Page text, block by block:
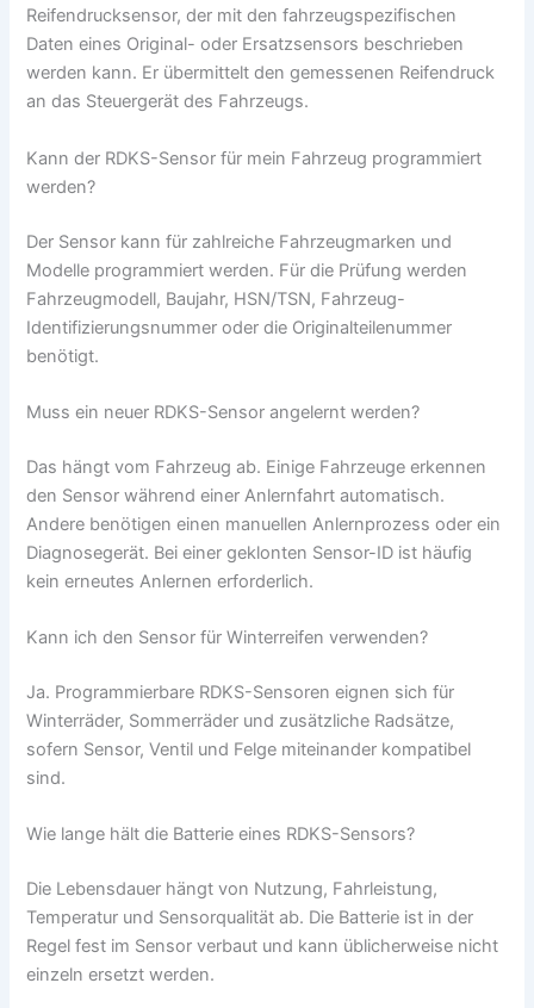
Reifendrucksensor, der mit den fahrzeugspezifischen
Daten eines Original- oder Ersatzsensors beschrieben
werden kann. Er übermittelt den gemessenen Reifendruck
an das Steuergerät des Fahrzeugs.
Kann der RDKS-Sensor für mein Fahrzeug programmiert
werden?
Der Sensor kann für zahlreiche Fahrzeugmarken und
Modelle programmiert werden. Für die Prüfung werden
Fahrzeugmodell, Baujahr, HSN/TSN, Fahrzeug-
Identifizierungsnummer oder die Originalteilenummer
benötigt.
Muss ein neuer RDKS-Sensor angelernt werden?
Das hängt vom Fahrzeug ab. Einige Fahrzeuge erkennen
den Sensor während einer Anlernfahrt automatisch.
Andere benötigen einen manuellen Anlernprozess oder ein
Diagnosegerät. Bei einer geklonten Sensor-ID ist häufig
kein erneutes Anlernen erforderlich.
Kann ich den Sensor für Winterreifen verwenden?
Ja. Programmierbare RDKS-Sensoren eignen sich für
Winterräder, Sommerräder und zusätzliche Radsätze,
sofern Sensor, Ventil und Felge miteinander kompatibel
sind.
Wie lange hält die Batterie eines RDKS-Sensors?
Die Lebensdauer hängt von Nutzung, Fahrleistung,
Temperatur und Sensorqualität ab. Die Batterie ist in der
Regel fest im Sensor verbaut und kann üblicherweise nicht
einzeln ersetzt werden.